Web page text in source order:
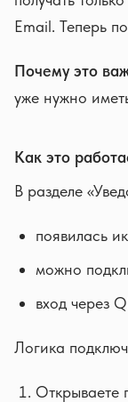
Email. Теперь
Почему это
уже нужно
Как это
В разделе
появилась
можно
вход через
Логика
Открываете